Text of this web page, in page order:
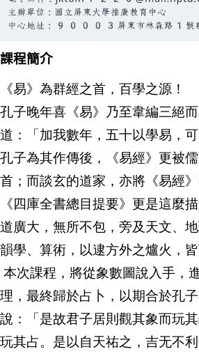
課程簡介
《易》為群經之首，百學之源！
孔子晚年喜《易》乃至韋編三絕
道：「加我數年，五十以學易，
孔子為其作傳後，《易經》更被
首；而談玄的道家，亦將《易經》
《四庫全書總目提要》更是這麼
道廣大，無所不包，旁及天文、地
韻學、算術，以逮方外之爐火，皆
本次課程，將從象數圖說入手，
理，最終歸於占卜，以期合於孔
說：「是故君子居則觀其象而玩
玩其占。是以自天祐之，吉无不利